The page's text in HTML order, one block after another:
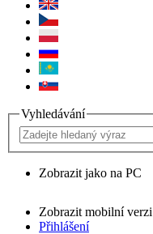
Vyhledávání
Zobrazit jako na PC
Zobrazit mobilní verzi
Přihlášení